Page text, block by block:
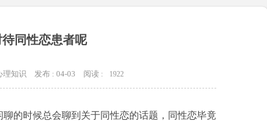
同性恋患者呢
理知识 发布 : 04-03 阅读 : 1922
时候总会聊到关于同性恋的话题，同性恋毕竟